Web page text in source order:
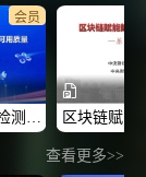
会员
基于内生安全原理检测AI产品可信可用质量-2026CCF中国区块链技术与应用高峰论坛
查看更多>>